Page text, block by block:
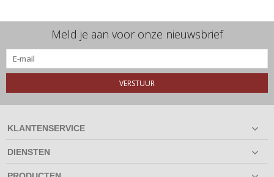
Meld je aan voor onze nieuwsbrief
VERSTUUR
KLANTENSERVICE
DIENSTEN